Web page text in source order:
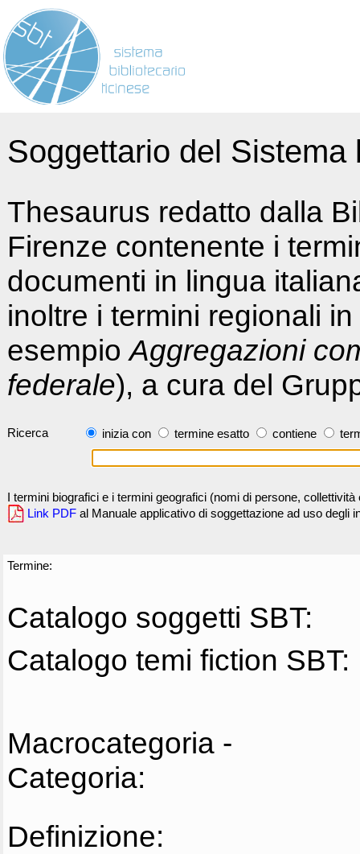
Soggettario del
Thesaurus redatto dalla
Firenze contenente i
documenti in lingua
inoltre i termini regionali
esempioAggregazioni
federale), a cura del
Ricerca inizia con termine esatto contiene
I termini biografici e i termini geografici (nomi di persone,
Link PDF al Manuale applicativo di soggettazione ad uso degli
Termine:
Catalogo soggetti SBT:
Catalogo temi fiction SBT:
Macrocategoria -
Categoria:
Definizione: